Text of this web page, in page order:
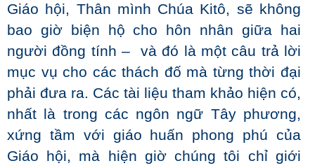
Giáo hội, Thân mình Chúa Kitô, sẽ không
bao giờ biện hộ cho hôn nhân giữa hai
người đồng tính – và đó là một câu trả lời
mục vụ cho các thách đố mà từng thời đại
phải đưa ra. Các tài liệu tham khảo hiện có,
nhất là trong các ngôn ngữ Tây phương,
xứng tầm với giáo huấn phong phú của
Giáo hội, mà hiện giờ chúng tôi chỉ giới